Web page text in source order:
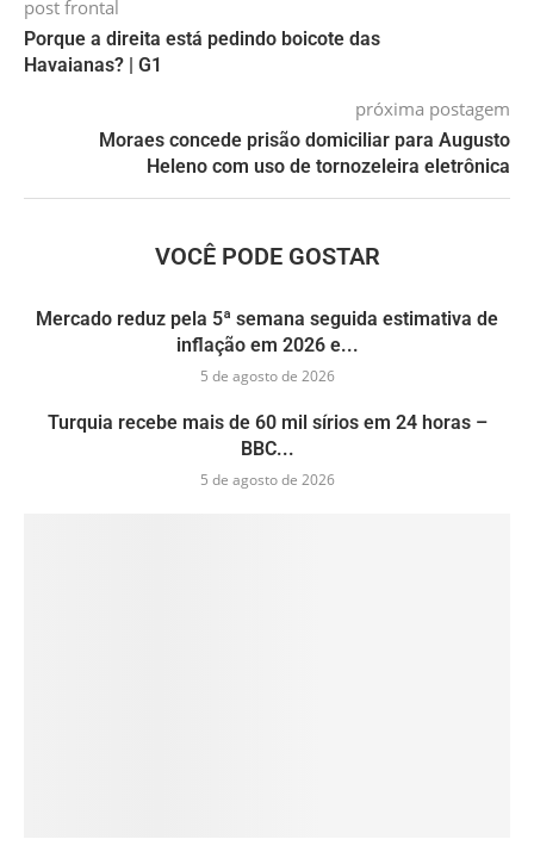
post frontal
Porque a direita está pedindo boicote das
Havaianas? | G1
próxima postagem
Moraes concede prisão domiciliar para Augusto
Heleno com uso de tornozeleira eletrônica
VOCÊ PODE GOSTAR
Mercado reduz pela 5ª semana seguida estimativa de
inflação em 2026 e...
5 de agosto de 2026
Turquia recebe mais de 60 mil sírios em 24 horas –
BBC...
5 de agosto de 2026